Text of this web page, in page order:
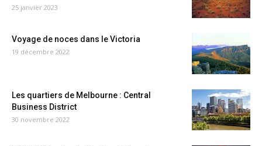
25 janvier 2023
Voyage de noces dans le Victoria
19 décembre 2022
Les quartiers de Melbourne : Central
Business District
30 novembre 2022